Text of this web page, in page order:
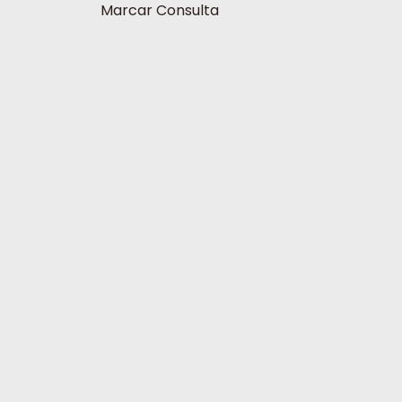
Marcar Consulta